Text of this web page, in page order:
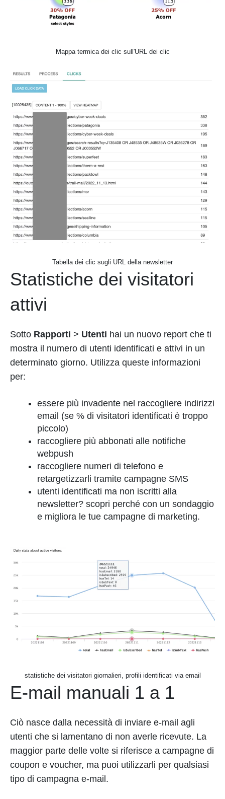
Mappa termica dei clic sull'URL dei clic
Tabella dei clic sugli URL della newsletter
Statistiche dei visitatori
attivi
Sotto Rapporti > Utenti hai un nuovo report che ti
mostra il numero di utenti identificati e attivi in un
determinato giorno. Utilizza queste informazioni
per:
essere più invadente nel raccogliere indirizzi
email (se % di visitatori identificati è troppo
piccolo)
raccogliere più abbonati alle notifiche
webpush
raccogliere numeri di telefono e
retargetizzarli tramite campagne SMS
utenti identificati ma non iscritti alla
newsletter? scopri perché con un sondaggio
e migliora le tue campagne di marketing.
statistiche dei visitatori giornalieri, profili identificati via email
E-mail manuali 1 a 1
Ciò nasce dalla necessità di inviare e-mail agli
utenti che si lamentano di non averle ricevute. La
maggior parte delle volte si riferisce a campagne di
coupon e voucher, ma puoi utilizzarli per qualsiasi
tipo di campagna e-mail.